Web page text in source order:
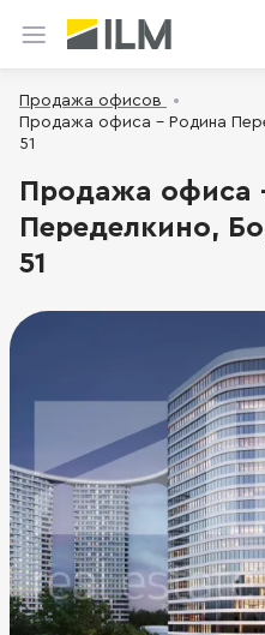
Продажа офисов
Продажа офиса - Родина
51
Продажа офиса
Переделкино,
51